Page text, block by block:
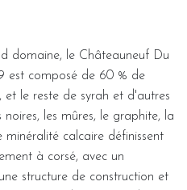
domaine, le Châteauneuf Du
est composé de 60 % de
et le reste de syrah et d'autres
noires, les mûres, le graphite, la
calcaire définissent
à corsé, avec un
structure de construction et